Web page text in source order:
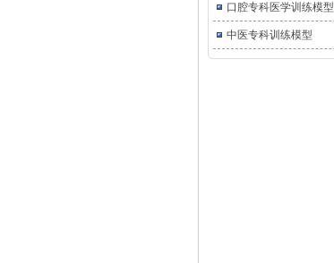
口腔专科医学训练模型
中医专科训练模型